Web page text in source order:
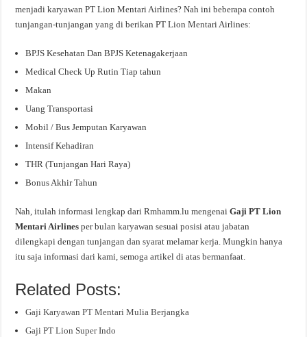
menjadi karyawan PT Lion Mentari Airlines? Nah ini beberapa contoh
tunjangan-tunjangan yang di berikan PT Lion Mentari Airlines:
BPJS Kesehatan Dan BPJS Ketenagakerjaan
Medical Check Up Rutin Tiap tahun
Makan
Uang Transportasi
Mobil / Bus Jemputan Karyawan
Intensif Kehadiran
THR (Tunjangan Hari Raya)
Bonus Akhir Tahun
Nah, itulah informasi lengkap dari Rmhamm.lu mengenaiGaji PT Lion
Mentari Airlinesper bulan karyawan sesuai posisi atau jabatan
dilengkapi dengan tunjangan dan syarat melamar kerja. Mungkin hanya
itu saja informasi dari kami, semoga artikel di atas bermanfaat.
Related Posts:
Gaji Karyawan PT Mentari Mulia Berjangka
Gaji PT Lion Super Indo